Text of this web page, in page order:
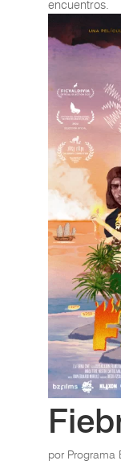
encuentros.
por Programa